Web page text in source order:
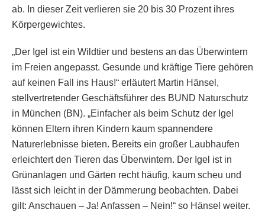
ab. In dieser Zeit verlieren sie 20 bis 30 Prozent ihres
Körpergewichtes.
„Der Igel ist ein Wildtier und bestens an das Überwintern
im Freien angepasst. Gesunde und kräftige Tiere gehören
auf keinen Fall ins Haus!“ erläutert Martin Hänsel,
stellvertretender Geschäftsführer des BUND Naturschutz
in München (BN). „Einfacher als beim Schutz der Igel
können Eltern ihren Kindern kaum spannendere
Naturerlebnisse bieten. Bereits ein großer Laubhaufen
erleichtert den Tieren das Überwintern. Der Igel ist in
Grünanlagen und Gärten recht häufig, kaum scheu und
lässt sich leicht in der Dämmerung beobachten. Dabei
gilt: Anschauen – Ja! Anfassen – Nein!“ so Hänsel weiter.